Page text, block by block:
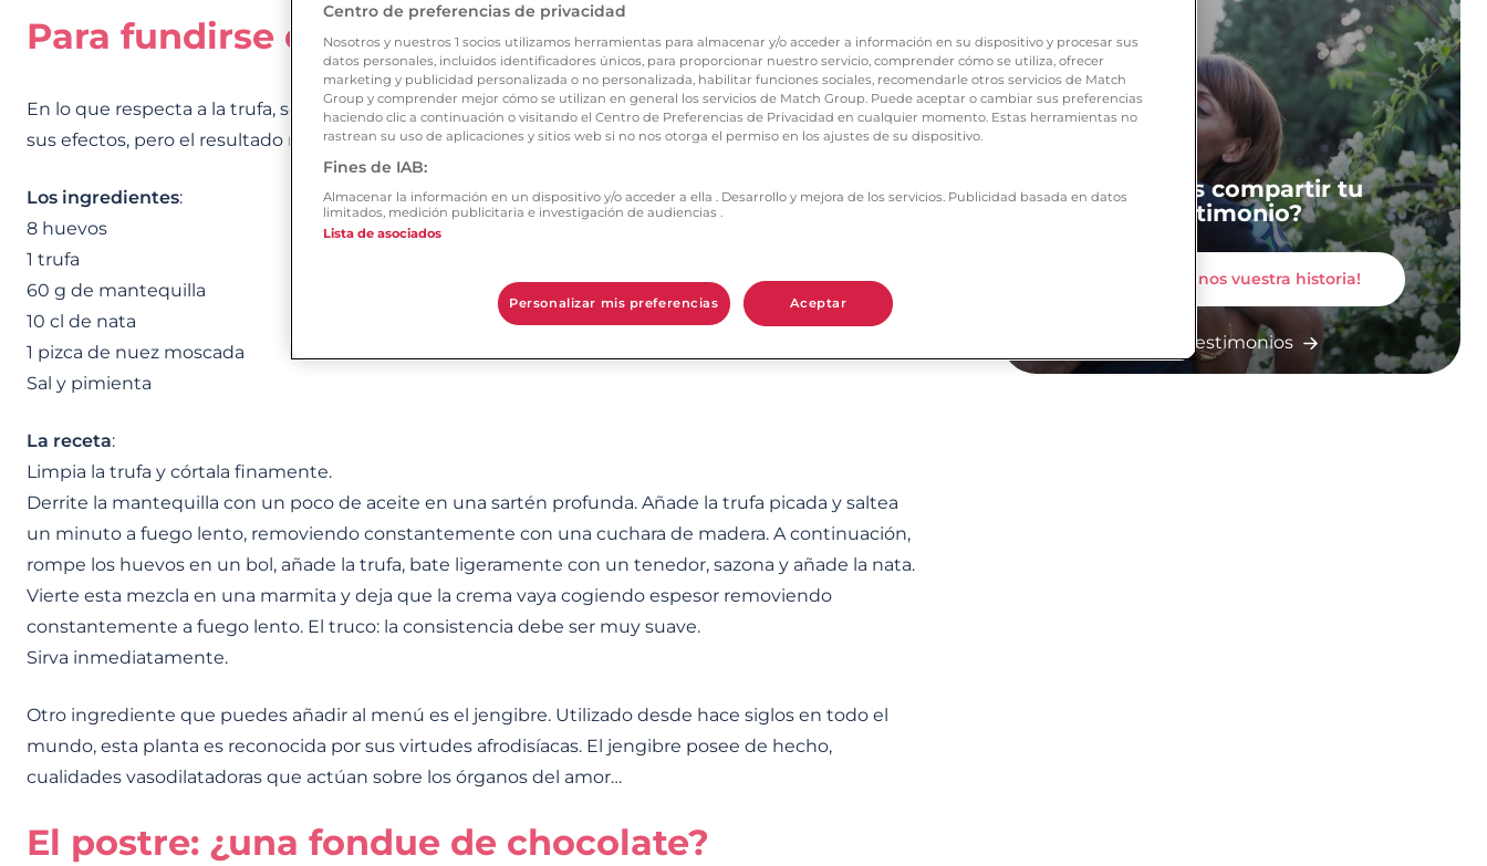
Para fundirse de placer: un revuelto de trufas
En lo que respecta a la trufa, se trata de un excelente afrodisíaco. El precio no es tan sugerente como
sus efectos, pero el resultado merecerá la pena. ¡Ojo, no hablamos de las de chocolate!
Los ingredientes:
8 huevos
1 trufa
60 g de mantequilla
10 cl de nata
1 pizca de nuez moscada
Sal y pimienta
La receta:
Limpia la trufa y córtala finamente.
Derrite la mantequilla con un poco de aceite en una sartén profunda. Añade la trufa picada y saltea
un minuto a fuego lento, removiendo constantemente con una cuchara de madera. A continuación,
rompe los huevos en un bol, añade la trufa, bate ligeramente con un tenedor, sazona y añade la nata.
Vierte esta mezcla en una marmita y deja que la crema vaya cogiendo espesor removiendo
constantemente a fuego lento. El truco: la consistencia debe ser muy suave.
Sirva inmediatamente.
Otro ingrediente que puedes añadir al menú es el jengibre. Utilizado desde hace siglos en todo el
mundo, esta planta es reconocida por sus virtudes afrodisíacas. El jengibre posee de hecho,
cualidades vasodilatadoras que actúan sobre los órganos del amor…
El postre: ¿una fondue de chocolate?
¿Quieres compartir tu
testimonio?
¡Contadnos vuestra historia!
Más testimonios
Centro de preferencias de privacidad
Nosotros y nuestros 1 socios utilizamos herramientas para almacenar y/o acceder a información en su dispositivo y procesar sus
datos personales, incluidos identificadores únicos, para proporcionar nuestro servicio, comprender cómo se utiliza, ofrecer
marketing y publicidad personalizada o no personalizada, habilitar funciones sociales, recomendarle otros servicios de Match
Group y comprender mejor cómo se utilizan en general los servicios de Match Group. Puede aceptar o cambiar sus preferencias
haciendo clic a continuación o visitando el Centro de Preferencias de Privacidad en cualquier momento. Estas herramientas no
rastrean su uso de aplicaciones y sitios web si no nos otorga el permiso en los ajustes de su dispositivo.
Fines de IAB:
Almacenar la información en un dispositivo y/o acceder a ella . Desarrollo y mejora de los servicios. Publicidad basada en datos
limitados, medición publicitaria e investigación de audiencias .
Lista de asociados
Personalizar mis preferencias Aceptar